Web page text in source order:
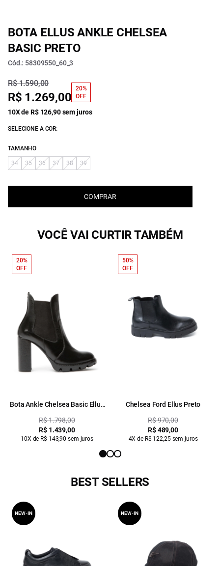
BOTA ELLUS ANKLE CHELSEA
BASIC PRETO
Cód.: 58309550_60_3
R$ 1.590,00
R$ 1.269,00
20%
OFF
10X de R$ 126,90 sem juros
SELECIONE A COR:
TAMANHO
34 35 36 37 38 39
COMPRAR
VOCÊ VAI CURTIR TAMBÉM
Bota Ankle Chelsea Basic Ellus
R$ 1.798,00
R$ 1.439,00
10X de R$ 143,90 sem juros
20%
OFF
Chelsea Ford Ellus Preto
R$ 970,00
R$ 489,00
4X de R$ 122,25 sem juros
50%
OFF
BEST SELLERS
NEW-IN NEW-IN